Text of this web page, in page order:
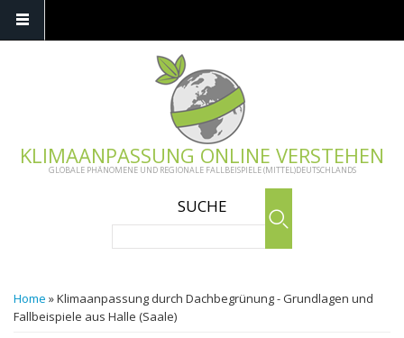
KLIMAANPASSUNG ONLINE VERSTEHEN
GLOBALE PHÄNOMENE UND REGIONALE FALLBEISPIELE (MITTEL)DEUTSCHLANDS
SUCHE
YOU ARE HERE
Home » Klimaanpassung durch Dachbegrünung - Grundlagen und
Fallbeispiele aus Halle (Saale)